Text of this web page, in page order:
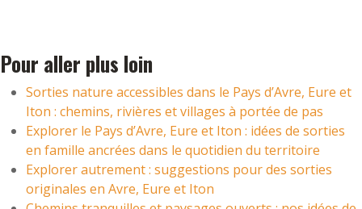
Pour aller plus loin
Sorties nature accessibles dans le Pays d’Avre, Eure et
Iton : chemins, rivières et villages à portée de pas
Explorer le Pays d’Avre, Eure et Iton : idées de sorties
en famille ancrées dans le quotidien du territoire
Explorer autrement : suggestions pour des sorties
originales en Avre, Eure et Iton